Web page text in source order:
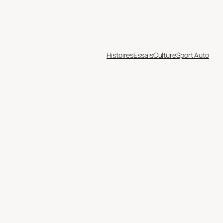
HistoiresEssaisCultureSport Auto